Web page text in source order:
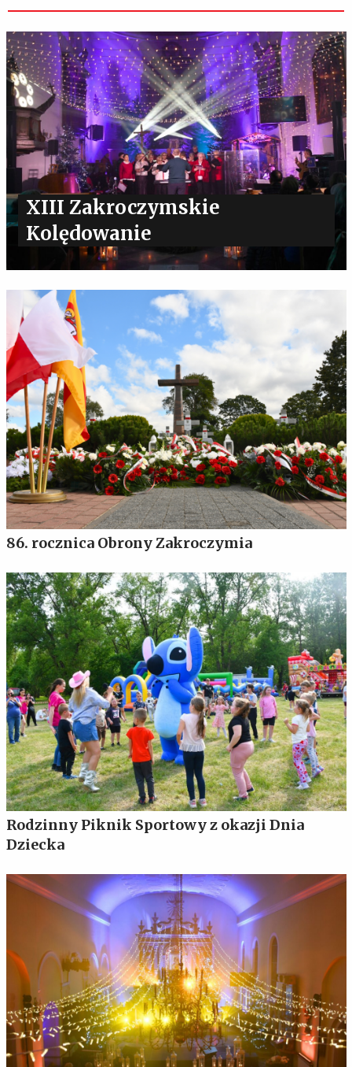
XIII Zakroczymskie
Kolędowanie
86. rocznica Obrony Zakroczymia
Rodzinny Piknik Sportowy z okazji Dnia
Dziecka